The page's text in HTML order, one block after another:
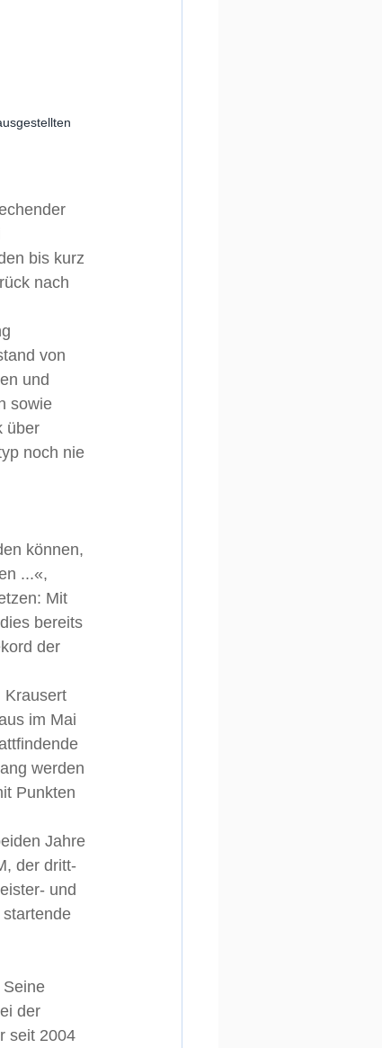
bis kurz
nach
von
und
sowie
über
noch nie
können,
...«,
Mit
bereits
der
Krausert
im Mai
werden
Punkten
Jahre
der dritt-
und
der
seit 2004